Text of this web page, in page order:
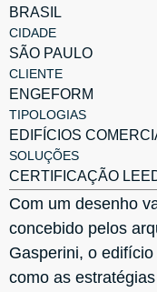
BRASIL
CIDADE
SÃO PAULO
CLIENTE
ENGEFORM
TIPOLOGIAS
EDIFÍCIOS
SOLUÇÕES
CERTIFICAÇÃO
Com um desenho
concebido pelos
Gasperini, o
como as